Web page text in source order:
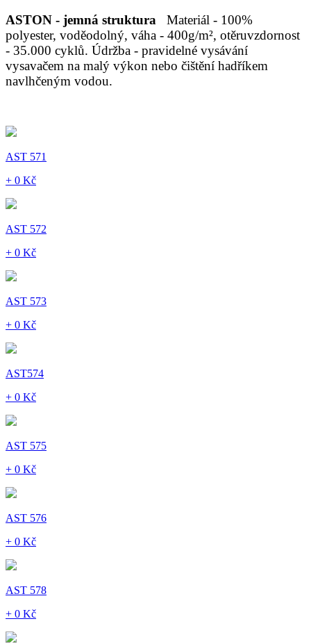
ASTON - jemná struktura
Materiál - 100%
polyester, voděodolný, váha - 400g/m², otěruvzdornost
- 35.000 cyklů. Údržba - pravidelné vysávání
vysavačem na malý výkon nebo čištění hadříkem
navlhčeným vodou.
AST 571
+ 0 Kč
AST 572
+ 0 Kč
AST 573
+ 0 Kč
AST574
+ 0 Kč
AST 575
+ 0 Kč
AST 576
+ 0 Kč
AST 578
+ 0 Kč